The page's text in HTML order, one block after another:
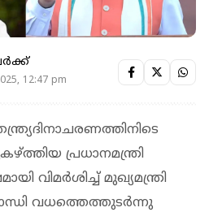
12:47 pm
പ്രധാനമന്ത്രി
വിമർശിച്ച് മുഖ്യമന്ത്രി
വധത്തെത്തുടർന്നു